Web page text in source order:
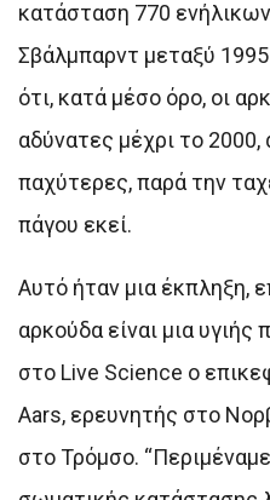
κατάσταση 770
Σβάλμπαρντ μεταξύ
ότι, κατά μέσο όρο, οι
αδύνατες μέχρι το 2000,
παχύτερες, παρά την
πάγου εκεί.
Αυτό ήταν μια έκπληξη,
αρκούδα είναι μια
στο Live Science ο
Aars, ερευνητής στο
στο Τρόμσο.